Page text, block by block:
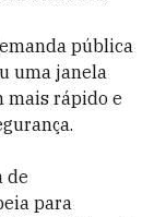
pública
uma janela
mais rápido e
de
para